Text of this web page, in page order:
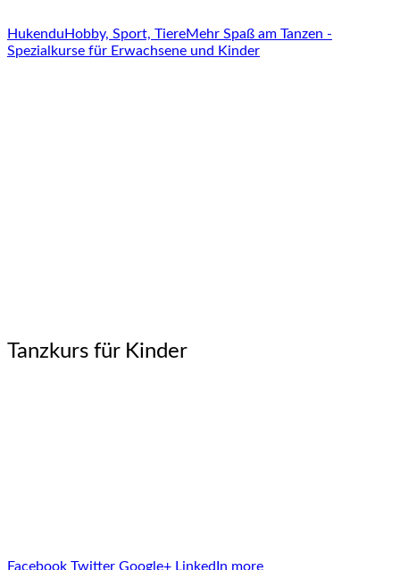
Hukendu Hobby, Sport, TiereMehr Spaß am Tanzen -
Spezialkurse für Erwachsene und Kinder
Tanzkurs für Kinder
Facebook Twitter Google+ LinkedIn more